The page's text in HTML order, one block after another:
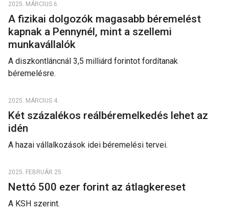
2025. MÁRCIUS 6.
A fizikai dolgozók magasabb béremelést
kapnak a Pennynél, mint a szellemi
munkavállalók
A diszkontláncnál 3,5 milliárd forintot fordítanak
béremelésre.
2025. MÁRCIUS 4.
Két százalékos reálbéremelkedés lehet az
idén
A hazai vállalkozások idei béremelési tervei.
2025. FEBRUÁR 25.
Nettó 500 ezer forint az átlagkereset
A KSH szerint.